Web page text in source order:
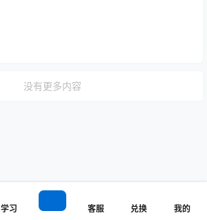
没有更多内容
学习 客服 兑换 我的